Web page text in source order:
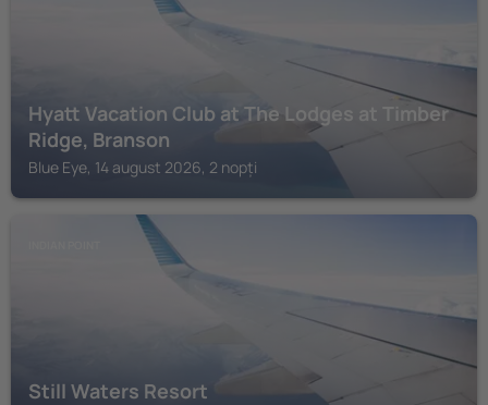
Hyatt Vacation Club at The Lodges at Timber
Ridge, Branson
Blue Eye, 14 august 2026, 2 nopți
Still Waters Resort